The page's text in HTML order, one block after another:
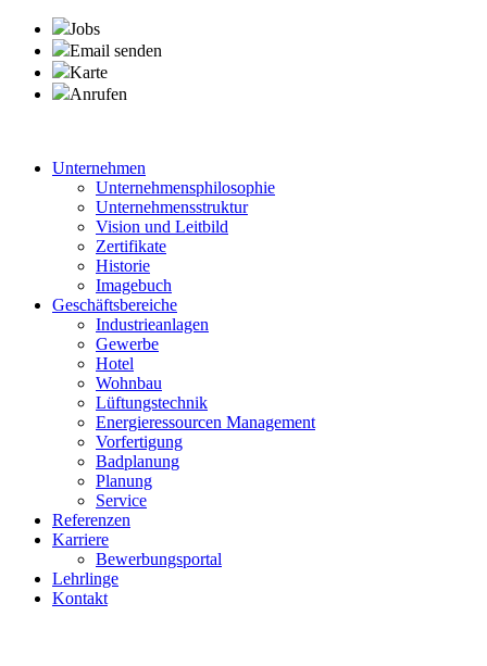
Jobs
Email senden
Karte
Anrufen
Unternehmen
Unternehmensphilosophie
Unternehmensstruktur
Vision und Leitbild
Zertifikate
Historie
Imagebuch
Geschäftsbereiche
Industrieanlagen
Gewerbe
Hotel
Wohnbau
Lüftungstechnik
Energieressourcen Management
Vorfertigung
Badplanung
Planung
Service
Referenzen
Karriere
Bewerbungsportal
Lehrlinge
Kontakt